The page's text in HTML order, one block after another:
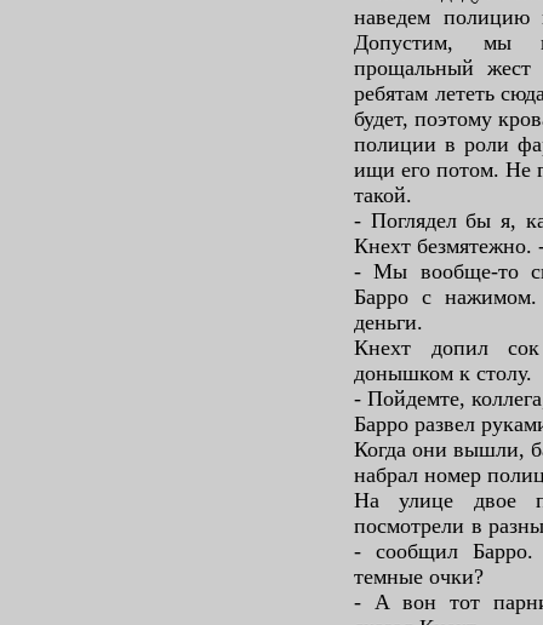
наведем полицию
Допустим, мы
прощальный
ребятам лететь
будет, поэтому
полиции в роли
ищи его потом. Не
такой.
- Поглядел бы я,
Кнехт безмятежно.
- Мы вообще-то
Барро с
деньги.
Кнехт допил
донышком к столу.
- Пойдемте,
Барро развел
Когда они вышли,
набрал номер
На улице двое
посмотрели в
- сообщил
темные очки?
- А вон тот